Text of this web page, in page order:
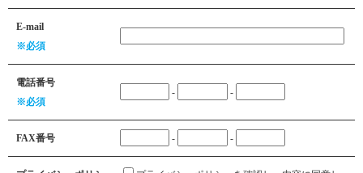
E-mail
※必須
電話番号
※必須
- -
FAX番号 - -